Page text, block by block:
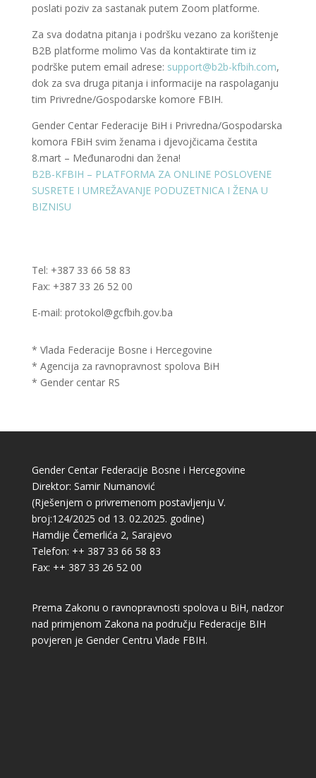
poslati poziv za sastanak putem Zoom platforme.
Za sva dodatna pitanja i podršku vezano za korištenje
B2B platforme molimo Vas da kontaktirate tim iz
podrške putem email adrese: support@b2b-kfbih.com,
dok za sva druga pitanja i informacije na raspolaganju
tim Privredne/Gospodarske komore FBIH.
Gender Centar Federacije BiH i Privredna/Gospodarska
komora FBiH svim ženama i djevojčicama čestita
8.mart – Međunarodni dan žena!
B2B-KFBIH – PLATFORMA ZA ONLINE POSLOVENE
SUSRETE I UMREŽAVANJE PODUZETNICA I ŽENA U
BIZNISU
Tel: +387 33 66 58 83
Fax: +387 33 26 52 00
E-mail: protokol@gcfbih.gov.ba
* Vlada Federacije Bosne i Hercegovine
* Agencija za ravnopravnost spolova BiH
* Gender centar RS
Gender Centar Federacije Bosne i Hercegovine
Direktor: Samir Numanović
(Rješenjem o privremenom postavljenju V.
broj:124/2025 od 13. 02.2025. godine)
Hamdije Čemerlića 2, Sarajevo
Telefon: ++ 387 33 66 58 83
Fax: ++ 387 33 26 52 00
Prema Zakonu o ravnopravnosti spolova u BiH, nadzor
nad primjenom Zakona na području Federacije BIH
povjeren je Gender Centru Vlade FBIH.